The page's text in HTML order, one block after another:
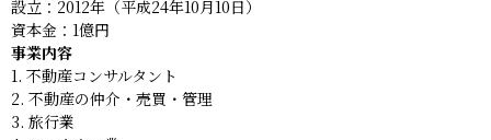
設立：2012年（平成24年10月10日）
資本金：1億円
事業内容
不動産コンサルタント
不動産の仲介・売買・管理
旅行業